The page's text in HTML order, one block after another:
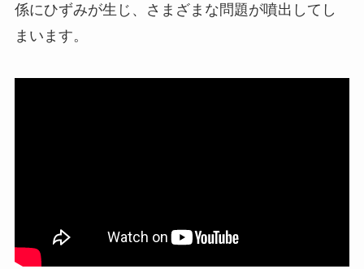
係にひずみが生じ、さまざまな問題が噴出してし
まいます。